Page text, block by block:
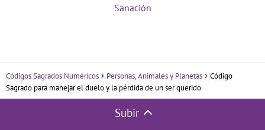
Sanación
Códigos Sagrados Numéricos Personas, Animales y Planetas
Código
Sagrado para manejar el duelo y la pérdida de un ser querido
Subir